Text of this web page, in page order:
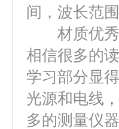
间，波长范
材质优秀
相信很多的
学习部分显
光源和电线
多的测量仪